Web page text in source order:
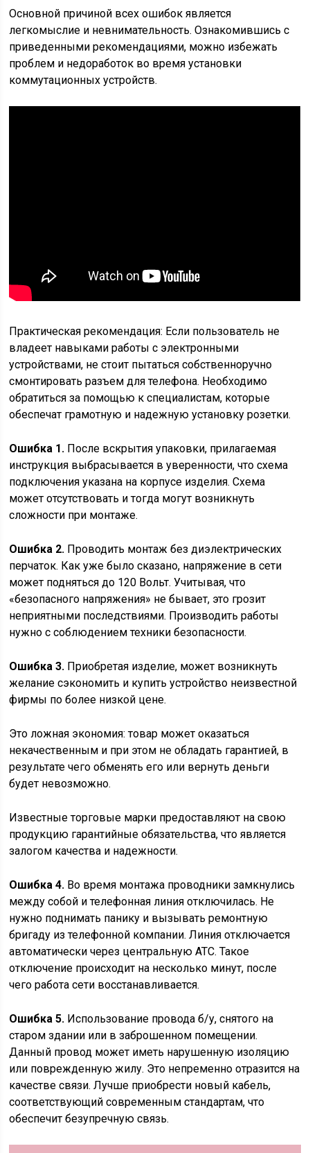
Основной причиной всех ошибок является
легкомыслие и невнимательность. Ознакомившись с
приведенными рекомендациями, можно избежать
проблем и недоработок во время установки
коммутационных устройств.
Практическая рекомендация: Если пользователь не
владеет навыками работы с электронными
устройствами, не стоит пытаться собственноручно
смонтировать разъем для телефона. Необходимо
обратиться за помощью к специалистам, которые
обеспечат грамотную и надежную установку розетки.
Ошибка 1. После вскрытия упаковки, прилагаемая
инструкция выбрасывается в уверенности, что схема
подключения указана на корпусе изделия. Схема
может отсутствовать и тогда могут возникнуть
сложности при монтаже.
Ошибка 2. Проводить монтаж без диэлектрических
перчаток. Как уже было сказано, напряжение в сети
может подняться до 120 Вольт. Учитывая, что
«безопасного напряжения» не бывает, это грозит
неприятными последствиями. Производить работы
нужно с соблюдением техники безопасности.
Ошибка 3. Приобретая изделие, может возникнуть
желание сэкономить и купить устройство неизвестной
фирмы по более низкой цене.
Это ложная экономия: товар может оказаться
некачественным и при этом не обладать гарантией, в
результате чего обменять его или вернуть деньги
будет невозможно.
Известные торговые марки предоставляют на свою
продукцию гарантийные обязательства, что является
залогом качества и надежности.
Ошибка 4. Во время монтажа проводники замкнулись
между собой и телефонная линия отключилась. Не
нужно поднимать панику и вызывать ремонтную
бригаду из телефонной компании. Линия отключается
автоматически через центральную АТС. Такое
отключение происходит на несколько минут, после
чего работа сети восстанавливается.
Ошибка 5. Использование провода б/у, снятого на
старом здании или в заброшенном помещении.
Данный провод может иметь нарушенную изоляцию
или поврежденную жилу. Это непременно отразится на
качестве связи. Лучше приобрести новый кабель,
соответствующий современным стандартам, что
обеспечит безупречную связь.